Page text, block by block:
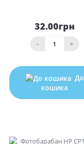
32.00грн
- +
До
кошика